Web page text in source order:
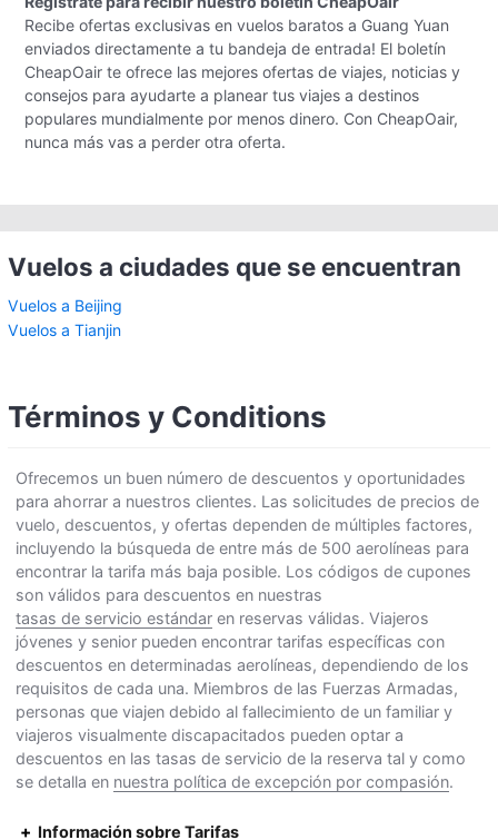
Recibe ofertas exclusivas en vuelos baratos a Guang Yuan
enviados directamente a tu bandeja de entrada! El boletín
CheapOair te ofrece las mejores ofertas de viajes, noticias y
consejos para ayudarte a planear tus viajes a destinos
populares mundialmente por menos dinero. Con CheapOair,
nunca más vas a perder otra oferta.
Vuelos a ciudades que se encuentran
Vuelos a Beijing
Vuelos a Tianjin
Términos y Conditions
Ofrecemos un buen número de descuentos y oportunidades
para ahorrar a nuestros clientes. Las solicitudes de precios de
vuelo, descuentos, y ofertas dependen de múltiples factores,
incluyendo la búsqueda de entre más de 500 aerolíneas para
encontrar la tarifa más baja posible. Los códigos de cupones
son válidos para descuentos en nuestras
tasas de servicio estándar en reservas válidas. Viajeros
jóvenes y senior pueden encontrar tarifas específicas con
descuentos en determinadas aerolíneas, dependiendo de los
requisitos de cada una. Miembros de las Fuerzas Armadas,
personas que viajen debido al fallecimiento de un familiar y
viajeros visualmente discapacitados pueden optar a
descuentos en las tasas de servicio de la reserva tal y como
se detalla en nuestra política de excepción por compasión.
Información sobre Tarifas